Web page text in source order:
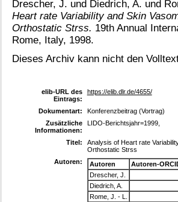
Drescher, J. und Diedrich, A. und
Heart rate Variability and Skin
Orthostatic Strss. 19th Annual
Rome, Italy, 1998.
Dieses Archiv kann nicht den
elib-URL des
Eintrags:
https://elib.dlr.de/4655/
Dokumentart:
Konferenzbeitrag (Vortrag)
Zusätzliche
Informationen:
LIDO-Berichtsjahr=1999,
Titel:
Analysis of Heart rate
Orthostatic Strss
Autoren:
Autoren
Autoren-
Drescher, J.
Diedrich, A.
Rome, J. - L.